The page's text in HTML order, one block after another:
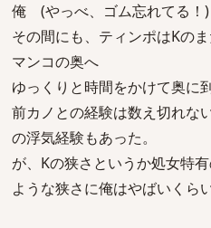
俺 (やっべ、ゴム忘れてる！)
その間にも、ティンポはKの
マンコの奥へ
ゆっくりと時間をかけて奥に到
前カノとの経験は数え切れな
の浮気経験もあった。
が、Kの狭さというか処女特
ような狭さに俺はやばいくら